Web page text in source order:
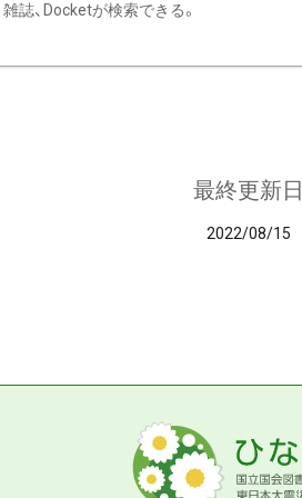
雑誌、Docketが検索できる。
最終更新日
2022/08/15